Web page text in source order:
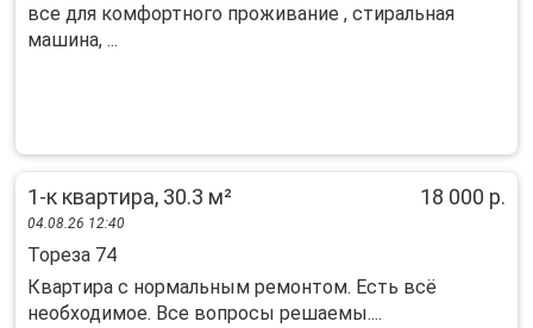
все для комфортного проживание , стиральная
машина, ...
1-к квартира, 30.3 м² 18 000 р.
04.08.26 12:40
Тореза 74
Квартира с нормальным ремонтом. Есть всё
необходимое. Все вопросы решаемы....